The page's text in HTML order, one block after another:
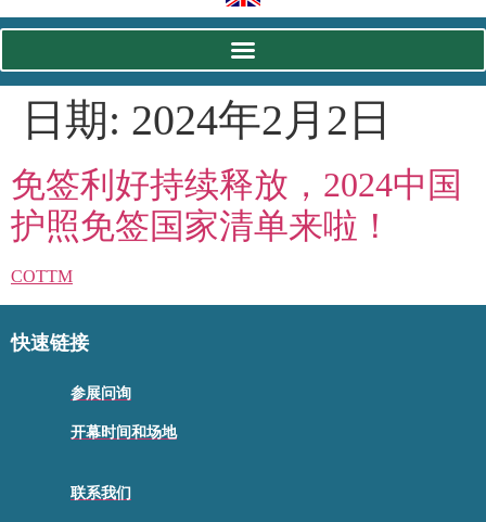
日期: 2024年2月2日
免签利好持续释放，2024中国
护照免签国家清单来啦！
COTTM
快速链接
参展问询
开幕时间和场地
联系我们